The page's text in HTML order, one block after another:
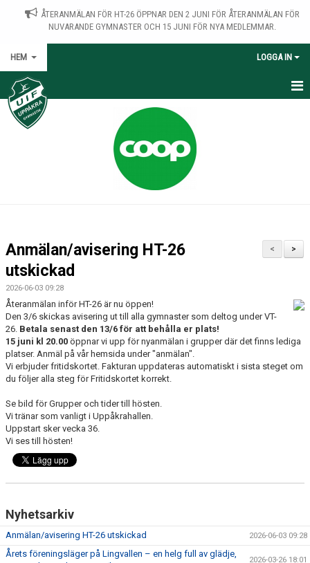
ÅTERANMÄLAN FÖR HT-26 ÖPPNAR DEN 2 JUNI FÖR ÅTERANMÄLAN FÖR
NUVARANDE GYMNASTER OCH 15 JUNI FÖR NYA MEDLEMMAR.
HEM LOGGA IN
HEM
KONTAKT
PRISER
LÄGER OCH UPPVISNING
KLUBBKLÄDER
SKADEANMÄLAN
BILDGALLERI
ANMÄLAN
>
<
Anmälan/avisering HT-26
utskickad
2026-06-03 09:28
Återanmälan inför HT-26 är nu öppen!
Den 3/6 skickas avisering ut till alla gymnaster som deltog under VT-
26. Betala senast den 13/6 för att behålla er plats!
15 juni kl 20.00 öppnar vi upp för nyanmälan i grupper där det finns lediga
platser. Anmäl på vår hemsida under "anmälan".
Vi erbjuder fritidskortet. Fakturan uppdateras automatiskt i sista steget om
du följer alla steg för Fritidskortet korrekt.
Se bild för Grupper och tider till hösten.
Vi tränar som vanligt i Uppåkrahallen.
Uppstart sker vecka 36.
Vi ses till hösten!
Nyhetsarkiv
Anmälan/avisering HT-26 utskickad 2026-06-03 09:28
Årets föreningsläger på Lingvallen – en helg full av glädje,
2026-03-26 18:01